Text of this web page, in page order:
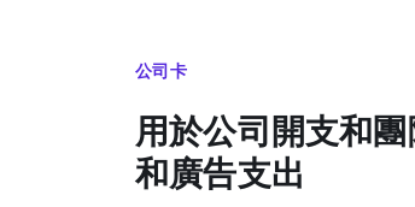
公司卡
用於公司開支和
和廣告支出